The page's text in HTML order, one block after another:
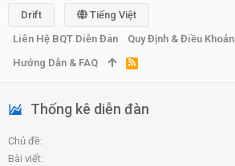
Thống kê diễn đàn
Chủ đề
Bài viết
Drift
Tiếng Việt
Liên Hệ BQT Diễn Đàn
Quy Định & Điều Khoản
Hướng Dẫn & FAQ
R
S